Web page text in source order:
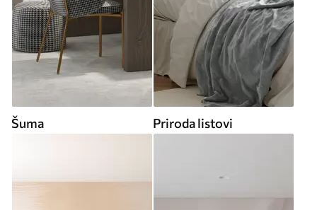
Šuma Priroda listovi